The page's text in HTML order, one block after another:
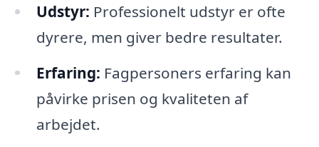
Udstyr: Professionelt udstyr er ofte
dyrere, men giver bedre resultater.
Erfaring: Fagpersoners erfaring kan
påvirke prisen og kvaliteten af
arbejdet.